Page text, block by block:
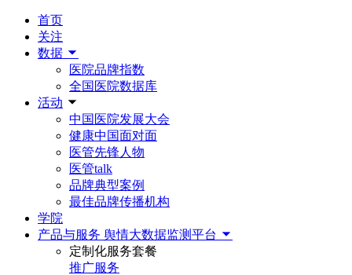
首页
关注
数据
医院品牌指数
全国医院数据库
活动
中国医院发展大会
健康中国面对面
医管先锋人物
医管talk
品牌典型案例
最佳品牌传播机构
学院
产品与服务 舆情大数据监测平台
定制化服务套餐
推广服务